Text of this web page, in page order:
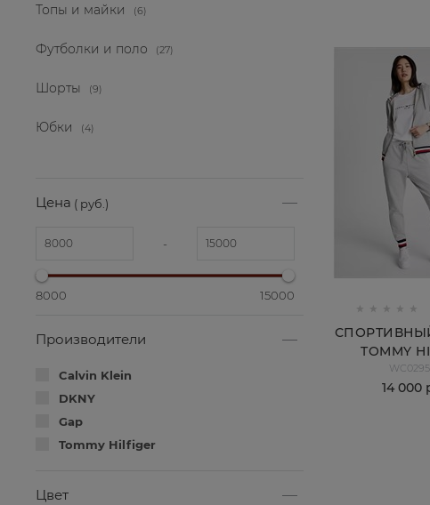
Топы и майки (6)
Футболки и поло (27)
Шорты (9)
Юбки (4)
Цена ( руб.)
-
8000 15000
Производители
Calvin Klein
DKNY
Gap
Tommy Hilfiger
Цвет
TOMMY
14 000